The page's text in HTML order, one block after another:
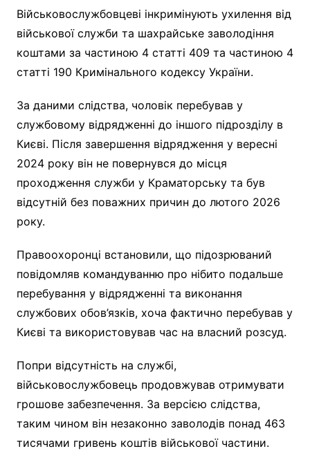
Військовослужбовцеві інкримінують ухилення від
військової служби та шахрайське заволодіння
коштами за частиною 4 статті 409 та частиною 4
статті 190 Кримінального кодексу України.
За даними слідства, чоловік перебував у
службовому відрядженні до іншого підрозділу в
Києві. Після завершення відрядження у вересні
2024 року він не повернувся до місця
проходження служби у Краматорську та був
відсутній без поважних причин до лютого 2026
року.
Правоохоронці встановили, що підозрюваний
повідомляв командуванню про нібито подальше
перебування у відрядженні та виконання
службових обов’язків, хоча фактично перебував у
Києві та використовував час на власний розсуд.
Попри відсутність на службі,
військовослужбовець продовжував отримувати
грошове забезпечення. За версією слідства,
таким чином він незаконно заволодів понад 463
тисячами гривень коштів військової частини.